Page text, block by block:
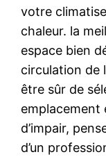
votre
chaleur. la
espace bien
circulation de
être sûr de
emplacement
d’impair,
d’un